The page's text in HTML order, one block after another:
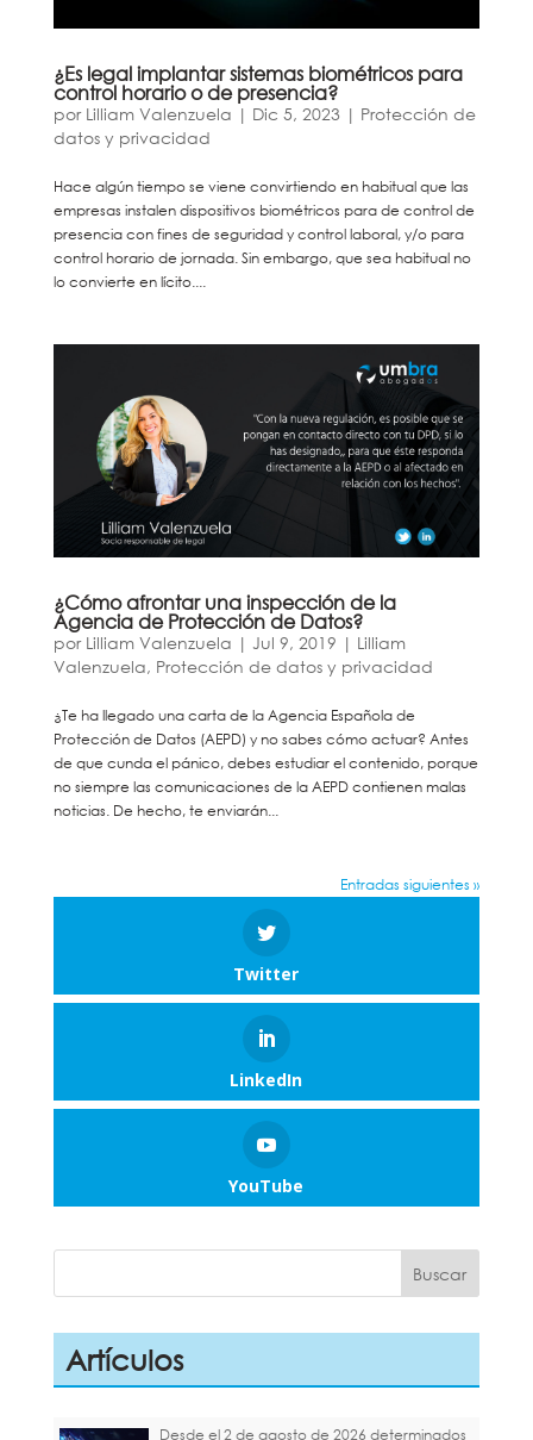
¿Es legal implantar sistemas biométricos para
control horario o de presencia?
por Lilliam Valenzuela | Dic 5, 2023 | Protección de
datos y privacidad
Hace algún tiempo se viene convirtiendo en habitual que las
empresas instalen dispositivos biométricos para de control de
presencia con fines de seguridad y control laboral, y/o para
control horario de jornada. Sin embargo, que sea habitual no
lo convierte en lícito....
¿Cómo afrontar una inspección de la
Agencia de Protección de Datos?
por Lilliam Valenzuela | Jul 9, 2019 | Lilliam
Valenzuela, Protección de datos y privacidad
¿Te ha llegado una carta de la Agencia Española de
Protección de Datos (AEPD) y no sabes cómo actuar? Antes
de que cunda el pánico, debes estudiar el contenido, porque
no siempre las comunicaciones de la AEPD contienen malas
noticias. De hecho, te enviarán...
Entradas siguientes »
Twitter
LinkedIn
YouTube
Artículos
Desde el 2 de agosto de 2026 determinados